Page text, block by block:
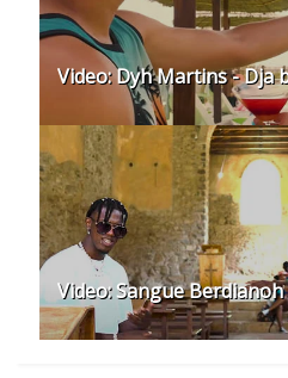
Video: Dyh Martins - Dja
Video: Sangue